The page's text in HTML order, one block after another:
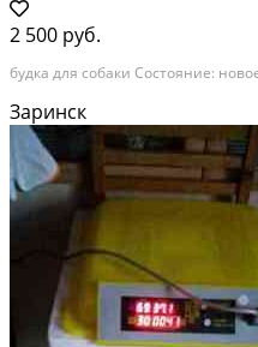
2 500 руб.
будка для собаки Состояние:
Заринск